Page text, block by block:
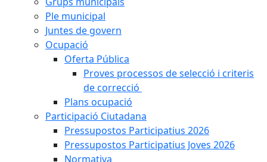
Ple municipal
Juntes de govern
Ocupació
Oferta Pública
Proves processos de selecció i criteris
de correcció
Plans ocupació
Participació Ciutadana
Pressupostos Participatius 2026
Pressupostos Participatius Joves 2026
Normativa